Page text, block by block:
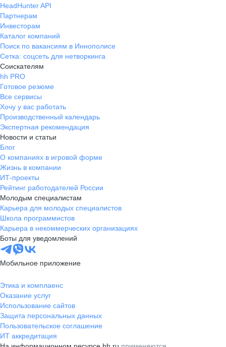
HeadHunter API
Партнерам
Инвесторам
Каталог компаний
Поиск по вакансиям в Иннополисе
Сетка: соцсеть для нетворкинга
Соискателям
hh PRO
Готовое резюме
Все сервисы
Хочу у вас работать
Производственный календарь
Экспертная рекомендация
Новости и статьи
Блог
О компаниях в игровой форме
Жизнь в компании
ИТ-проекты
Рейтинг работодателей России
Молодым специалистам
Карьера для молодых специалистов
Школа программистов
Карьера в некоммерческих организациях
Боты для уведомлений
Мобильное приложение
Этика и комплаенс
Оказание услуг
Использование сайтов
Защита персональных данных
Пользовательское соглашение
ИТ аккредитация